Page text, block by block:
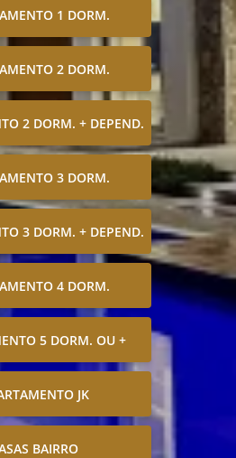
1 DORM.
2 DORM.
2 DORM. + DEPEND.
3 DORM.
3 DORM. + DEPEND.
4 DORM.
5 DORM. OU +
JK
BAIRRO